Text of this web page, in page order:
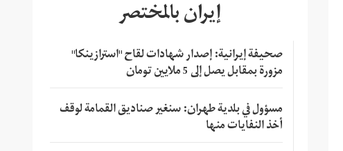
إيران بالمختصر
صحيفة إيرانية: إصدار شهادات لقاح "استرازينكا"
مزورة بمقابل يصل إلى 5 ملايين تومان
مسؤول في بلدية طهران: سنغير صناديق القمامة لوقف
أخذ النفايات منها